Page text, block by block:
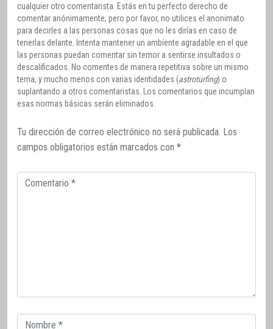
cualquier otro comentarista. Estás en tu perfecto derecho de
comentar anónimamente, pero por favor, no utilices el anonimato
para decirles a las personas cosas que no les dirías en caso de
tenerlas delante. Intenta mantener un ambiente agradable en el que
las personas puedan comentar sin temor a sentirse insultados o
descalificados. No comentes de manera repetitiva sobre un mismo
tema, y mucho menos con varias identidades (astroturfing) o
suplantando a otros comentaristas. Los comentarios que incumplan
esas normas básicas serán eliminados.
Tu dirección de correo electrónico no será publicada. Los
campos obligatorios están marcados con *
Comentario
Correo